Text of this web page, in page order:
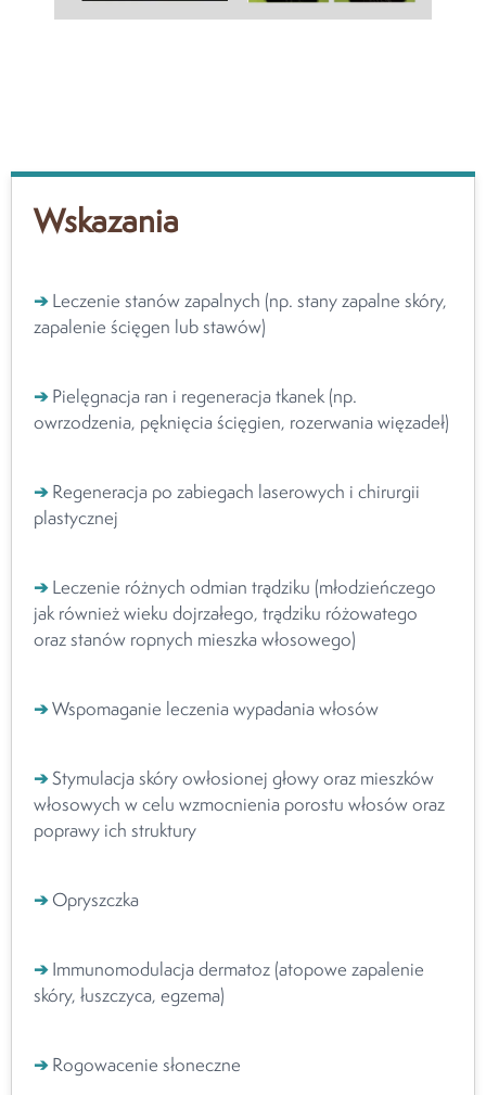
Wskazania
➔Leczenie stanów zapalnych (np. stany zapalne skóry,
zapalenie ścięgen lub stawów)
➔Pielęgnacja ran i regeneracja tkanek (np.
owrzodzenia, pęknięcia ścięgien, rozerwania więzadeł)
➔Regeneracja po zabiegach laserowych i chirurgii
plastycznej
➔Leczenie różnych odmian trądziku (młodzieńczego
jak również wieku dojrzałego, trądziku różowatego
oraz stanów ropnych mieszka włosowego)
➔Wspomaganie leczenia wypadania włosów
➔Stymulacja skóry owłosionej głowy oraz mieszków
włosowych w celu wzmocnienia porostu włosów oraz
poprawy ich struktury
➔Opryszczka
➔Immunomodulacja dermatoz (atopowe zapalenie
skóry, łuszczyca, egzema)
➔Rogowacenie słoneczne